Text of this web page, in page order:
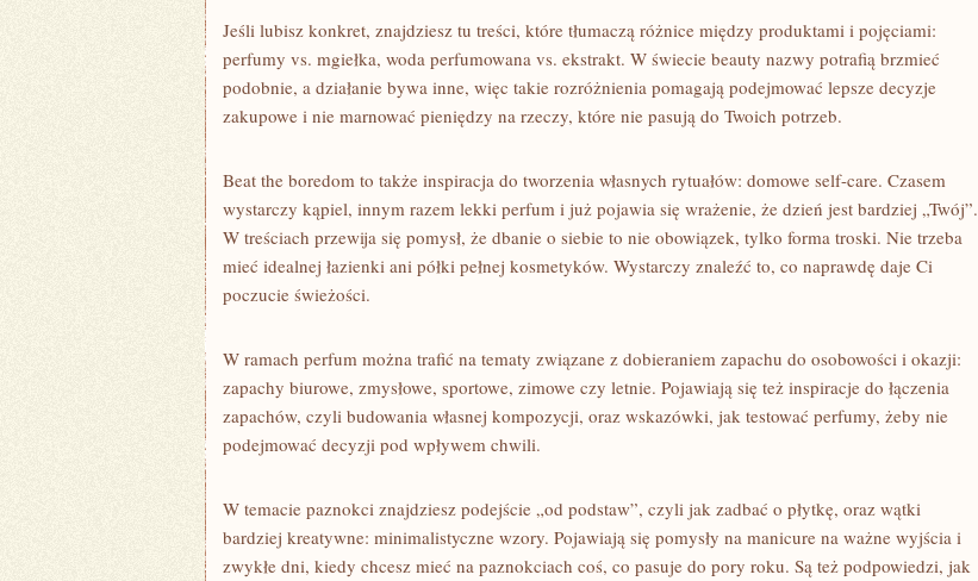
Jeśli lubisz konkret, znajdziesz tu treści, które tłumaczą różnice między produktami i pojęciami:
perfumy vs. mgiełka, woda perfumowana vs. ekstrakt. W świecie beauty nazwy potrafią brzmieć
podobnie, a działanie bywa inne, więc takie rozróżnienia pomagają podejmować lepsze decyzje
zakupowe i nie marnować pieniędzy na rzeczy, które nie pasują do Twoich potrzeb.
Beat the boredom to także inspiracja do tworzenia własnych rytuałów: domowe self-care. Czasem
wystarczy kąpiel, innym razem lekki perfum i już pojawia się wrażenie, że dzień jest bardziej „Twój”.
W treściach przewija się pomysł, że dbanie o siebie to nie obowiązek, tylko forma troski. Nie trzeba
mieć idealnej łazienki ani półki pełnej kosmetyków. Wystarczy znaleźć to, co naprawdę daje Ci
poczucie świeżości.
W ramach perfum można trafić na tematy związane z dobieraniem zapachu do osobowości i okazji:
zapachy biurowe, zmysłowe, sportowe, zimowe czy letnie. Pojawiają się też inspiracje do łączenia
zapachów, czyli budowania własnej kompozycji, oraz wskazówki, jak testować perfumy, żeby nie
podejmować decyzji pod wpływem chwili.
W temacie paznokci znajdziesz podejście „od podstaw”, czyli jak zadbać o płytkę, oraz wątki
bardziej kreatywne: minimalistyczne wzory. Pojawiają się pomysły na manicure na ważne wyjścia i
zwykłe dni, kiedy chcesz mieć na paznokciach coś, co pasuje do pory roku. Są też podpowiedzi, jak